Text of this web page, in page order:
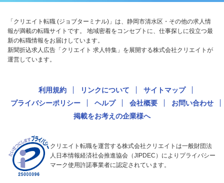
「クリエイト転職 (ジョブターミナル)」は、静岡市清水区・その他の求人情
報が満載の転職サイトです。 地域密着をコンセプトに、仕事探しに役立つ最
新の転職情報をお届けしています。
新聞折込求人広告「クリエイト 求人特集」を展開する株式会社クリエイトが
運営しています。
利用規約 リンクについて
サイトマップ
プライバシーポリシー
ヘルプ 会社概要
お問い合わせ
掲載をお考えの企業様へ
クリエイト転職を運営する株式会社クリエイトは一般財団法
人日本情報経済社会推進協会（JIPDEC）によりプライバシー
マーク使用許諾事業者に認定されています。